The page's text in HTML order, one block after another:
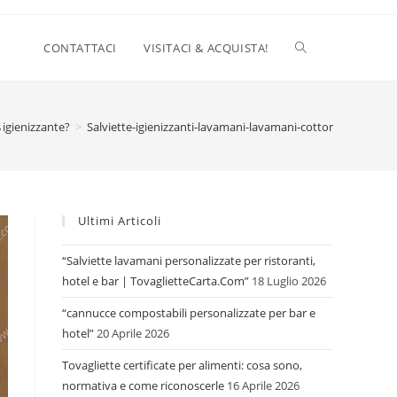
CONTATTACI VISITACI & ACQUISTA!
> Salviette-igienizzanti-lavamani-lavamani-cotton-flower-
Ultimi Articoli
“Salviette lavamani personalizzate per ristoranti,
hotel e bar | TovaglietteCarta.Com” 18 Luglio 2026
“cannucce compostabili personalizzate per bar e
hotel”20 Aprile 2026
Tovagliette certificate per alimenti: cosa sono,
normativa e come riconoscerle 16 Aprile 2026